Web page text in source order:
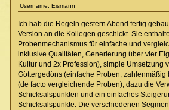
Username: Eismann
Ich hab die Regeln gestern Abend fertig
Version an die Kollegen geschickt. Sie
Probenmechanismus für einfache und
inklusive Qualitäten, Generierung über vier
Kultur und 2x Profession), simple Umsetzung
Göttergedöns (einfache Proben, zahlenmäßig
(de facto vergleichende Proben), dazu die
Schicksalspunkten und ein einfaches
Schicksalspunkte. Die verschiedenen